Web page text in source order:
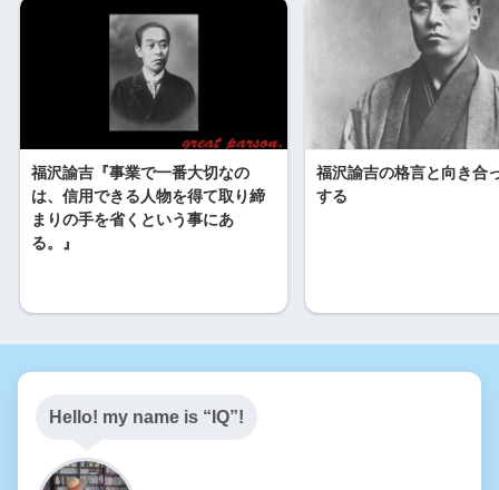
n
i
b
福沢諭吉『事業で一番大切なの
は、信用できる人物を得て取り締
まりの手を省くという事にあ
る。』
福沢諭吉の格言と向き合
する
Hello! my name is “IQ”!